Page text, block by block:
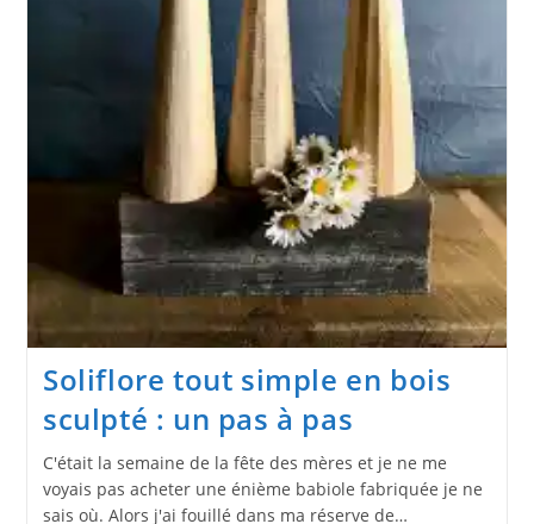
Soliflore tout simple en bois
sculpté : un pas à pas
C'était la semaine de la fête des mères et je ne me
voyais pas acheter une énième babiole fabriquée je ne
sais où. Alors j'ai fouillé dans ma réserve de…